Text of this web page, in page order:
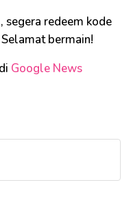
segera redeem kode
bermain!
Google News